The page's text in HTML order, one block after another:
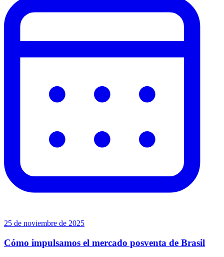
25 de noviembre de 2025
Cómo impulsamos el mercado posventa de Brasil